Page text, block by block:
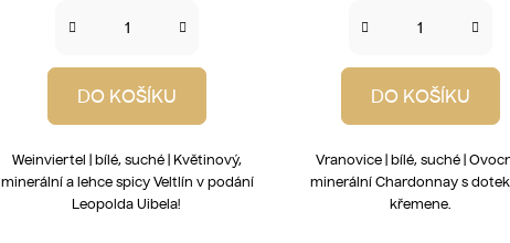
DO KOŠÍKU
Weinviertel | bílé, suché | Květinový,
minerální a lehce spicy Veltlín v podání
Leopolda Uibela!
DO KOŠÍKU
Vranovice | bílé, suché |
minerální Chardonnay s
křemene.